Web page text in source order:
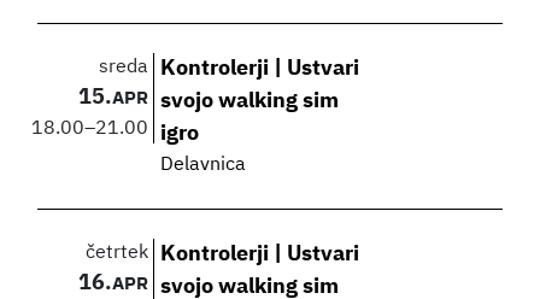
sreda
15.APR
18.00–21.00
Kontrolerji | Ustvari
svojo walking sim
igro
Delavnica
četrtek
16.APR
Kontrolerji | Ustvari
svojo walking sim